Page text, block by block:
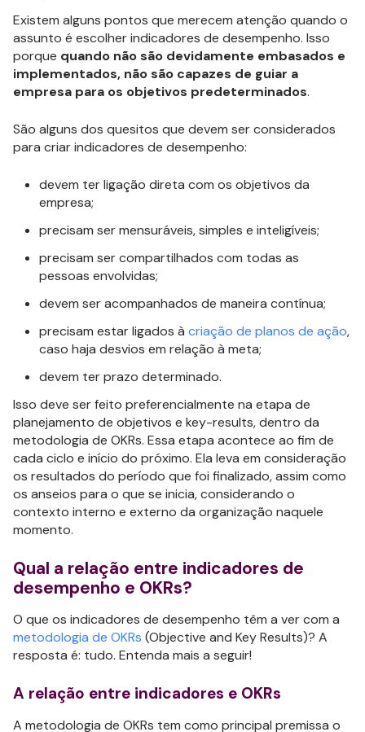
Existem alguns pontos que merecem atenção quando o
assunto é escolher indicadores de desempenho. Isso
porque quando não são devidamente embasados e
implementados, não são capazes de guiar a
empresa para os objetivos predeterminados.
São alguns dos quesitos que devem ser considerados
para criar indicadores de desempenho:
devem ter ligação direta com os objetivos da
empresa;
precisam ser mensuráveis, simples e inteligíveis;
precisam ser compartilhados com todas as
pessoas envolvidas;
devem ser acompanhados de maneira contínua;
precisam estar ligados à criação de planos de ação,
caso haja desvios em relação à meta;
devem ter prazo determinado.
Isso deve ser feito preferencialmente na etapa de
planejamento de objetivos e key-results, dentro da
metodologia de OKRs. Essa etapa acontece ao fim de
cada ciclo e início do próximo. Ela leva em consideração
os resultados do período que foi finalizado, assim como
os anseios para o que se inicia, considerando o
contexto interno e externo da organização naquele
momento.
Qual a relação entre indicadores de
desempenho e OKRs?
O que os indicadores de desempenho têm a ver com a
metodologia de OKRs (Objective and Key Results)? A
resposta é: tudo. Entenda mais a seguir!
A relação entre indicadores e OKRs
A metodologia de OKRs tem como principal premissa o